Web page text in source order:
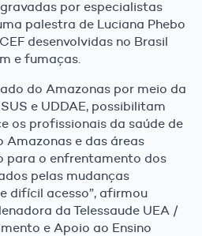
por especialistas
palestra de Luciana Phebo
desenvolvidas no Brasil
e fumaças.
do Amazonas por meio da
e UDDAE, possibilitam
os profissionais da saúde de
Amazonas e das áreas
para o enfrentamento dos
pelas mudanças
difícil acesso”, afirmou
da Telessaude UEA /
e Apoio ao Ensino